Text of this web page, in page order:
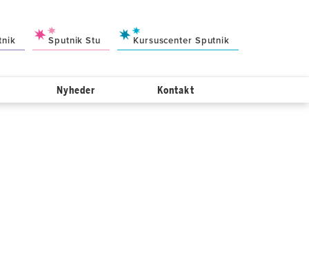
Sputnik Stu Kursuscenter Sputnik
Nyheder Kontakt